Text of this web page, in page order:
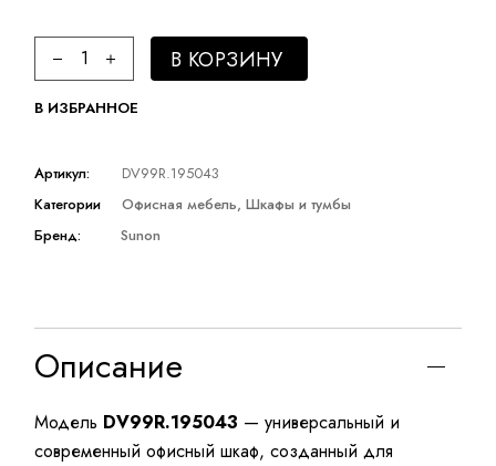
Офисный шкаф SUNON quantity
В КОРЗИНУ
В ИЗБРАННОЕ
Артикул:
DV99R.195043
Категории
Офисная мебель,Шкафы и тумбы
Бренд:
Sunon
Описание
Модель DV99R.195043 — универсальный и
современный офисный шкаф, созданный для